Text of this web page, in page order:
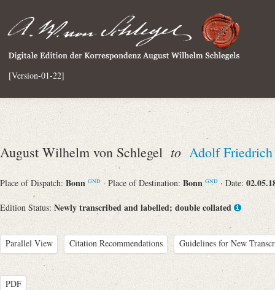
[Version-01-22]
August Wilhelm von Schlegel to Adolf Friedrich
Place of Dispatch: Bonn GND · Place of Destination: Bonn GND · Date:
Edition Status: Newly transcribed and labelled; double collated
Parallel View Citation Recommendations Guidelines for New
PDF